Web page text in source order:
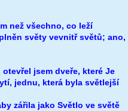
než všechno, co leží
světy vevnitř světů; ano,
jsem dveře, které Je
jednu, která byla světlejší
zářila jako Světlo ve světě